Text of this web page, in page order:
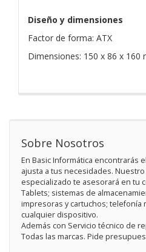
Diseño y dimensiones
Factor de forma: ATX
Dimensiones: 150 x 86 x 160
Sobre Nosotros
En Basic Informática encontrarás
ajusta a tus necesidades.
especializado te asesorará en tu
Tablets; sistemas de
impresoras y cartuchos; telefonía
cualquier dispositivo.
Además con Servicio técnico de
Todas las marcas. Pide